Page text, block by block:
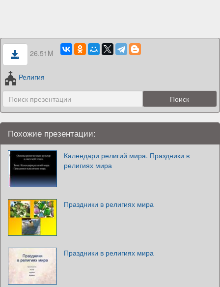
26.51M
Религия
Похожие презентации:
Календари религий мира. Праздники в
религиях мира
Праздники в религиях мира
Праздники в религиях мира